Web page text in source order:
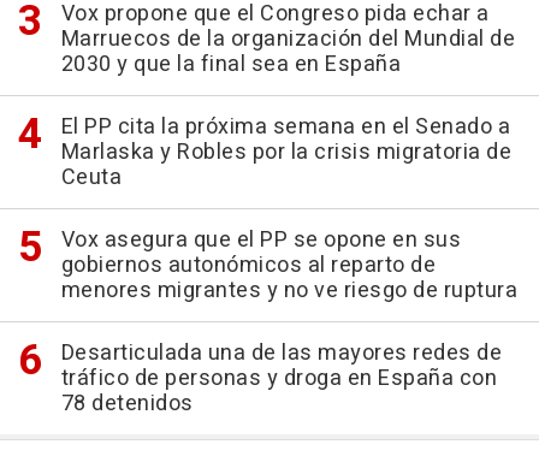
Vox propone que el Congreso pida echar a
Marruecos de la organización del Mundial de
2030 y que la final sea en España
El PP cita la próxima semana en el Senado a
Marlaska y Robles por la crisis migratoria de
Ceuta
Vox asegura que el PP se opone en sus
gobiernos autonómicos al reparto de
menores migrantes y no ve riesgo de ruptura
Desarticulada una de las mayores redes de
tráfico de personas y droga en España con
78 detenidos